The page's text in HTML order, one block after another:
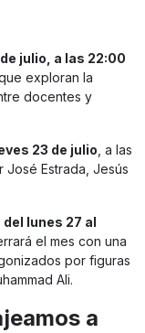
julio, a las 22:00
exploran la
docentes y
23 de julio , a las
José Estrada, Jesús
del lunes 27 al
el mes con una
por figuras
Ali.
a